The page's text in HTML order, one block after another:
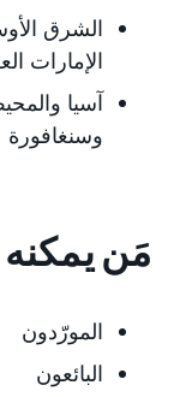
الشرق
الإمارات
آسيا
وسنغافورة
مَن
المورّدون
البائعون